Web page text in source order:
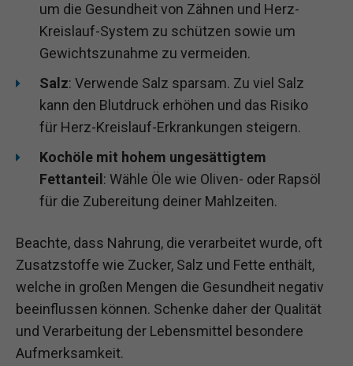
um die Gesundheit von Zähnen und Herz-
Kreislauf-System zu schützen sowie um
Gewichtszunahme zu vermeiden.
Salz: Verwende Salz sparsam. Zu viel Salz
kann den Blutdruck erhöhen und das Risiko
für Herz-Kreislauf-Erkrankungen steigern.
Kochöle mit hohem ungesättigtem
Fettanteil : Wähle Öle wie Oliven- oder Rapsöl
für die Zubereitung deiner Mahlzeiten.
Beachte, dass Nahrung, die verarbeitet wurde, oft
Zusatzstoffe wie Zucker, Salz und Fette enthält,
welche in großen Mengen die Gesundheit negativ
beeinflussen können. Schenke daher der Qualität
und Verarbeitung der Lebensmittel besondere
Aufmerksamkeit.